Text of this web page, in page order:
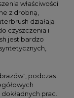
właściwości
z drobną,
działają
czyszczenia i
jest bardzo
podczas
prac.